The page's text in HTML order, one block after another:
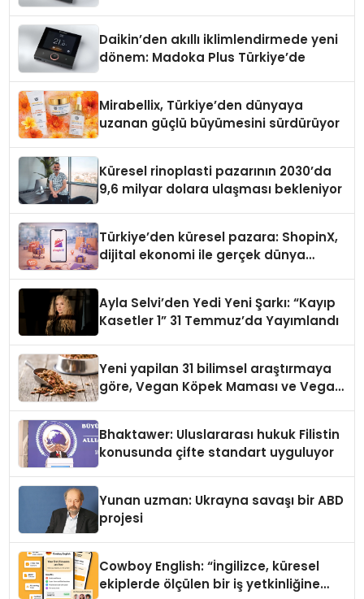
Daikin’den akıllı iklimlendirmede yeni
dönem: Madoka Plus Türkiye’de
Mirabellix, Türkiye’den dünyaya
uzanan güçlü büyümesini sürdürüyor
Küresel rinoplasti pazarının 2030’da
9,6 milyar dolara ulaşması bekleniyor
Türkiye’den küresel pazara: ShopinX,
dijital ekonomi ile gerçek dünya
Ayla Selvi’den Yedi Yeni Şarkı: “Kayıp
Kasetler 1” 31 Temmuz’da Yayımlandı
Yeni yapilan 31 bilimsel araştırmaya
göre, Vegan Köpek Maması ve Vegan
Bhaktawer: Uluslararası hukuk Filistin
konusunda çifte standart uyguluyor
Yunan uzman: Ukrayna savaşı bir ABD
projesi
Cowboy English: “İngilizce, küresel
ekiplerde ölçülen bir iş yetkinliğine